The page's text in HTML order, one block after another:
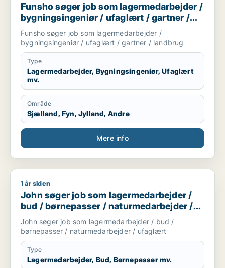
Funsho søger job som lagermedarbejder /
bygningsingeniør / ufaglært / gartner /
landbrug
Funsho søger job som lagermedarbejder /
bygningsingeniør / ufaglært / gartner / landbrug
Type
Lagermedarbejder, Bygningsingeniør, Ufaglært
mv.
Område
Sjælland, Fyn, Jylland, Andre
Mere info
John søger job som lagermedarbejder / bud /
1 år siden
John søger job som lagermedarbejder /
bud / børnepasser / naturmedarbejder /
ufaglært
John søger job som lagermedarbejder / bud /
børnepasser / naturmedarbejder / ufaglært
Type
Lagermedarbejder, Bud, Børnepasser mv.